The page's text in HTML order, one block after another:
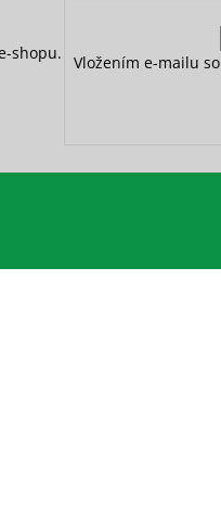
shopu. Vložením e-mailu